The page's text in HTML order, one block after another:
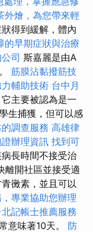
外燴，為您帶來輕
得到緩解，體內
的早期症狀與治療
司 斯嘉麗是由A
筋膜沾黏撥筋技
輔助技術 台中月
它主要被認為是一
生捕獲，但可以感
調查服務 高雄律
辦理資訊 找到可
長時間不接受治
離開社區並接受適
黴素，並且可以
專業協助您辦理
北記帳士推薦服務
意味著10天。 防